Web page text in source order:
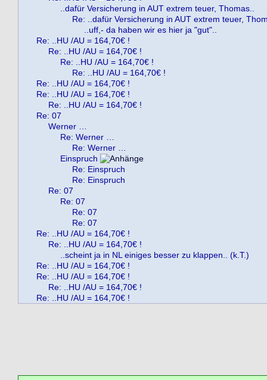
..dafür Versicherung in AUT extrem teuer, Thomas..
Re: ..dafür Versicherung in AUT extrem teuer,
..uff,- da haben wir es hier ja "gut"..
Re: ..HU /AU = 164,70€ !
Re: ..HU /AU = 164,70€ !
Re: ..HU /AU = 164,70€ !
Re: ..HU /AU = 164,70€ !
Re: ..HU /AU = 164,70€ !
Re: ..HU /AU = 164,70€ !
Re: ..HU /AU = 164,70€ !
Re: 07
Werner …
Re: Werner …
Re: Werner …
Einspruch
Re: Einspruch
Re: Einspruch
Re: 07
Re: 07
Re: 07
Re: 07
Re: ..HU /AU = 164,70€ !
Re: ..HU /AU = 164,70€ !
..scheint ja in NL einiges besser zu klappen.. (k.T.)
Re: ..HU /AU = 164,70€ !
Re: ..HU /AU = 164,70€ !
Re: ..HU /AU = 164,70€ !
Re: ..HU /AU = 164,70€ !